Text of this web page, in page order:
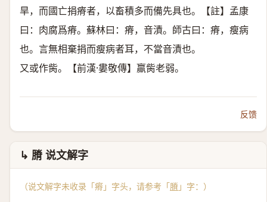
旱，而國亡捐瘠者，以畜積多而備先具也。【註】孟康
曰：肉腐爲瘠。蘇林曰：瘠，音漬。師古曰：瘠，瘦病
也。言無相棄捐而瘦病者耳，不當音漬也。
又或作胔。【前漢·婁敬傳】羸胔老弱。
反馈
↳ 膌 说文解字
（说文解字未收录「瘠」字头，请参考「膌 」字：）